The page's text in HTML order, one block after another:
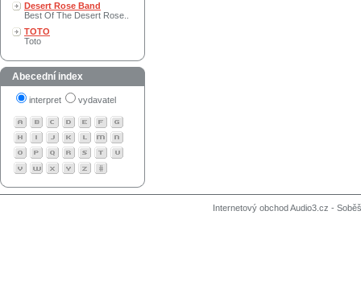
Desert Rose Band
Best Of The Desert Rose..
TOTO
Toto
Abecední index
interpret vydavatel
Internetový obchod Audio3.cz -